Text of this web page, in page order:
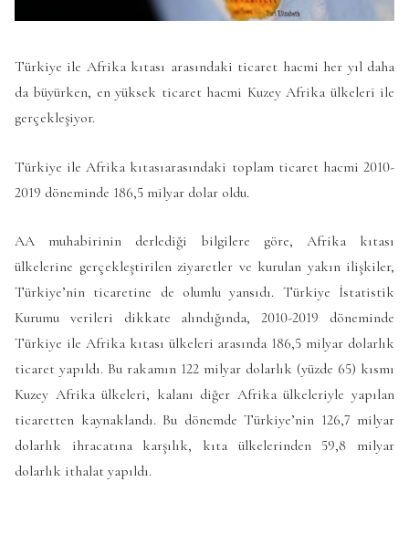
Türkiye ile Afrika kıtası arasındaki ticaret hacmi her yıl daha
da büyürken, en yüksek ticaret hacmi Kuzey Afrika ülkeleri ile
gerçekleşiyor.
Türkiye ile Afrika kıtasıarasındaki toplam ticaret hacmi 2010-
2019 döneminde 186,5 milyar dolar oldu.
AA muhabirinin derlediği bilgilere göre, Afrika kıtası
ülkelerine gerçekleştirilen ziyaretler ve kurulan yakın ilişkiler,
Türkiye’nin ticaretine de olumlu yansıdı. Türkiye İstatistik
Kurumu verileri dikkate alındığında, 2010-2019 döneminde
Türkiye ile Afrika kıtası ülkeleri arasında 186,5 milyar dolarlık
ticaret yapıldı. Bu rakamın 122 milyar dolarlık (yüzde 65) kısmı
Kuzey Afrika ülkeleri, kalanı diğer Afrika ülkeleriyle yapılan
ticaretten kaynaklandı. Bu dönemde Türkiye’nin 126,7 milyar
dolarlık ihracatına karşılık, kıta ülkelerinden 59,8 milyar
dolarlık ithalat yapıldı.